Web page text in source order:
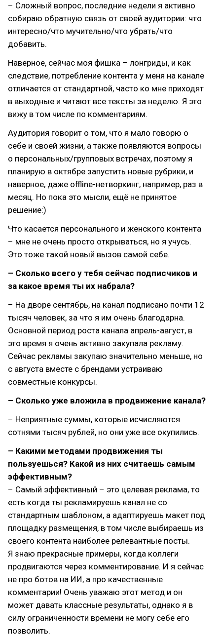
– Сложный вопрос, последние недели я активно
собираю обратную связь от своей аудитории: что
интересно/что мучительно/что убрать/что
добавить.
Наверное, сейчас моя фишка – лонгриды, и как
следствие, потребление контента у меня на канале
отличается от стандартной, часто ко мне приходят
в выходные и читают все тексты за неделю. Я это
вижу в том числе по комментариям.
Аудитория говорит о том, что я мало говорю о
себе и своей жизни, а также появляются вопросы
о персональных/групповых встречах, поэтому я
планирую в октябре запустить новые рубрики, и
наверное, даже offline-нетворкинг, например, раз в
месяц. Но пока это мысли, ещё не принятое
решение:)
Что касается персонального и женского контента
– мне не очень просто открываться, но я учусь.
Это тоже такой новый вызов самой себе.
– Сколько всего у тебя сейчас подписчиков и
за какое время ты их набрала?
– На дворе сентябрь, на канал подписано почти 12
тысяч человек, за что я им очень благодарна.
Основной период роста канала апрель-август, в
это время я очень активно закупала рекламу.
Сейчас рекламы закупаю значительно меньше, но
с августа вместе с брендами устраиваю
совместные конкурсы.
– Сколько уже вложила в продвижение канала?
– Неприятные суммы, которые исчисляются
сотнями тысяч рублей, но они уже все окупились.
– Какими методами продвижения ты
пользуешься? Какой из них считаешь самым
эффективным?
– Самый эффективный – это целевая реклама, то
есть когда ты рекламируешь канал не со
стандартным шаблоном, а адаптируешь макет под
площадку размещения, в том числе выбираешь из
своего контента наиболее релевантные посты.
Я знаю прекрасные примеры, когда коллеги
продвигаются через комментирование. И я сейчас
не про ботов на ИИ, а про качественные
комментарии! Очень уважаю этот метод и он
может давать классные результаты, однако я в
силу ограниченности времени не могу себе его
позволить.